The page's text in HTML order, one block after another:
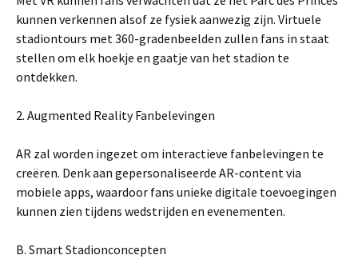
kunnen verkennen alsof ze fysiek aanwezig zijn. Virtuele
stadiontours met 360-gradenbeelden zullen fans in staat
stellen om elk hoekje en gaatje van het stadion te
ontdekken.
2. Augmented Reality Fanbelevingen
AR zal worden ingezet om interactieve fanbelevingen te
creëren. Denk aan gepersonaliseerde AR-content via
mobiele apps, waardoor fans unieke digitale toevoegingen
kunnen zien tijdens wedstrijden en evenementen.
B. Smart Stadionconcepten